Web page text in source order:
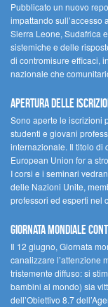
Pubblicato un nuovo
impattando sull’accesso
Sierra Leone, Sudafrica
sistemiche e delle
di contromisure efficaci,
nazionale che
Apertura delle
Sono aperte le iscrizioni
studenti e giovani
internazionale. Il titolo di
European Union for a
I corsi e i seminari
delle Nazioni Unite,
professori ed esperti nel
Giornata mondiale
Il 12 giugno, Giornata
canalizzare l’attenzione
tristemente diffuso: si
bambini al mondo) sia
dell’Obiettivo 8.7